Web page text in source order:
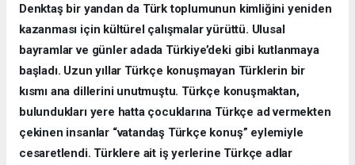
Denktaş bir yandan da Türk toplumunun kimliğini yeniden
kazanması için kültürel çalışmalar yürüttü. Ulusal
bayramlar ve günler adada Türkiye’deki gibi kutlanmaya
başladı. Uzun yıllar Türkçe konuşmayan Türklerin bir
kısmı ana dillerini unutmuştu. Türkçe konuşmaktan,
bulundukları yere hatta çocuklarına Türkçe ad vermekten
çekinen insanlar “vatandaş Türkçe konuş” eylemiyle
cesaretlendi. Türklere ait iş yerlerine Türkçe adlar